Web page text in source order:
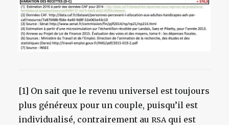
[1] On sait que le revenu universel est toujours
plus généreux pour un couple, puisqu’il est
individualisé, contrairement au RSA qui est